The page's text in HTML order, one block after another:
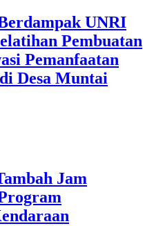
UNRI
Pembuatan
Pemanfaatan
Desa Muntai
Jam